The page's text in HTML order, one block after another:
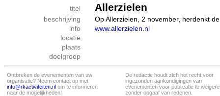
titel
Allerzielen
beschrijving
Op Allerzielen, 2 november, herdenkt
info
www.allerzielen.nl
locatie
plaats
doelgroep
Ontbreken de evenementen van uw
organisatie? Neem contact op met
info@rkactiviteiten.nl om te informeren
naar de mogelijkheden!
De redactie houdt zich het recht voor
ingezonden aankondigingen van
evenementen voor publicatie te
zonder opgaaf van redenen.